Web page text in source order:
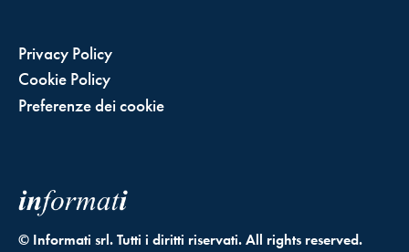
Privacy Policy
Cookie Policy
Preferenze dei cookie
© Informati srl. Tutti i diritti riservati. All rights reserved.